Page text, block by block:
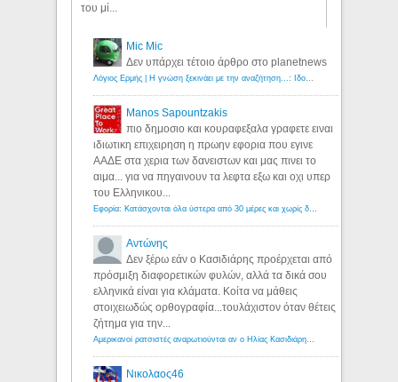
του μί...
Mic Mic
Δεν υπάρχει τέτοιο άρθρο στο planetnews
Λόγιος Ερμής | Η γνώση ξεκινάει με την αναζήτηση...: Ιδού οι 18 που χρωστούν 11 δις ευρώ!
Manos Sapountzakis
πιο δημοσιο και κουραφεξαλα γραφετε ειναι
ιδιωτικη επιχειρηση η πρωην εφορια που εγινε
ΑΑΔΕ στα χερια των δανειστων και μας πινει το
αιμα... για να πηγαινουν τα λεφτα εξω και οχι υπερ
του Ελληνικου...
Εφορία: Κατάσχονται όλα ύστερα από 30 μέρες και χωρίς δικαστικές αποφάσεις - Λόγιος Ερμής
Αντώνης
Δεν ξέρω εάν ο Κασιδιάρης προέρχεται από
πρόσμιξη διαφορετικών φυλών, αλλά τα δικά σου
ελληνικά είναι για κλάματα. Κοίτα να μάθεις
στοιχειωδώς ορθογραφία...τουλάχιστον όταν θέτεις
ζήτημα για την...
Αμερικανοί ρατσιστές αναρωτιούνται αν ο Ηλίας Κασιδιάρης ανήκει στη λευκή φυλή... - Λόγιος Ερμής
Νικολαος46